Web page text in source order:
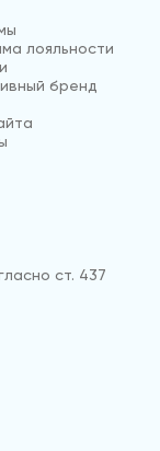
лояльности
бренд
ст. 437